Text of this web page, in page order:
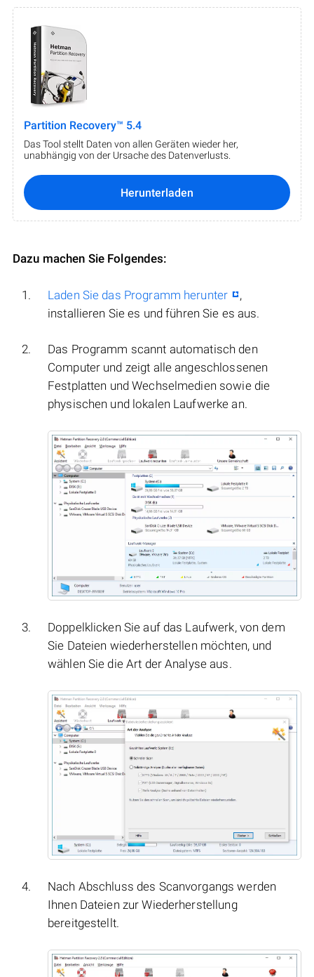
Partition Recovery™ 5.4
Das Tool stellt Daten von allen Geräten wieder her,
unabhängig von der Ursache des Datenverlusts.
Herunterladen
Dazu machen Sie Folgendes:
Laden Sie das Programm herunter
,
installieren Sie es und führen Sie es aus.
Das Programm scannt automatisch den
Computer und zeigt alle angeschlossenen
Festplatten und Wechselmedien sowie die
physischen und lokalen Laufwerke an.
Doppelklicken Sie auf das Laufwerk, von dem
Sie Dateien wiederherstellen möchten, und
wählen Sie die Art der Analyse aus.
Nach Abschluss des Scanvorgangs werden
Ihnen Dateien zur Wiederherstellung
bereitgestellt.